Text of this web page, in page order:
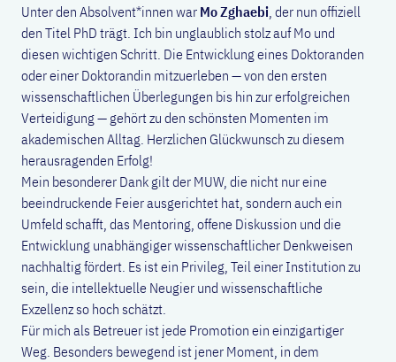
Unter den Absolvent*innen war Mo Zghaebi , der nun offiziell
den Titel PhD trägt. Ich bin unglaublich stolz auf Mo und
diesen wichtigen Schritt. Die Entwicklung eines Doktoranden
oder einer Doktorandin mitzuerleben — von den ersten
wissenschaftlichen Überlegungen bis hin zur erfolgreichen
Verteidigung — gehört zu den schönsten Momenten im
akademischen Alltag. Herzlichen Glückwunsch zu diesem
herausragenden Erfolg!
Mein besonderer Dank gilt der MUW, die nicht nur eine
beeindruckende Feier ausgerichtet hat, sondern auch ein
Umfeld schafft, das Mentoring, offene Diskussion und die
Entwicklung unabhängiger wissenschaftlicher Denkweisen
nachhaltig fördert. Es ist ein Privileg, Teil einer Institution zu
sein, die intellektuelle Neugier und wissenschaftliche
Exzellenz so hoch schätzt.
Für mich als Betreuer ist jede Promotion ein einzigartiger
Weg. Besonders bewegend ist jener Moment, in dem